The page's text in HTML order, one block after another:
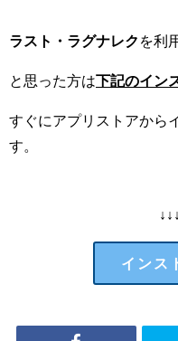
ラスト・ラグナレク を利
と思った方は下記のイン
すぐにアプリストアから
す。
インス